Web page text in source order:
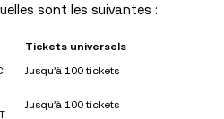
sont les suivantes :
Tickets universels
Jusqu’à 100 tickets
Jusqu’à 100 tickets